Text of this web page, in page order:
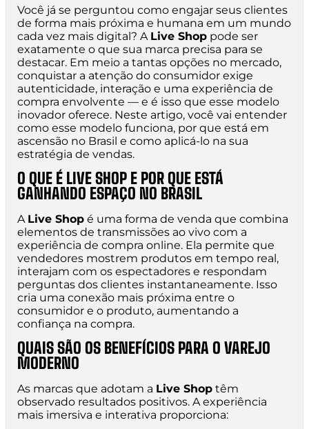
Você já se perguntou como engajar seus clientes
de forma mais próxima e humana em um mundo
cada vez mais digital? A Live Shop pode ser
exatamente o que sua marca precisa para se
destacar. Em meio a tantas opções no mercado,
conquistar a atenção do consumidor exige
autenticidade, interação e uma experiência de
compra envolvente — e é isso que esse modelo
inovador oferece. Neste artigo, você vai entender
como esse modelo funciona, por que está em
ascensão no Brasil e como aplicá-lo na sua
estratégia de vendas.
O QUE É LIVE SHOP E POR QUE ESTÁ
GANHANDO ESPAÇO NO BRASIL
A Live Shop é uma forma de venda que combina
elementos de transmissões ao vivo com a
experiência de compra online. Ela permite que
vendedores mostrem produtos em tempo real,
interajam com os espectadores e respondam
perguntas dos clientes instantaneamente. Isso
cria uma conexão mais próxima entre o
consumidor e o produto, aumentando a
confiança na compra.
QUAIS SÃO OS BENEFÍCIOS PARA O VAREJO
MODERNO
As marcas que adotam a Live Shop têm
observado resultados positivos. A experiência
mais imersiva e interativa proporciona: